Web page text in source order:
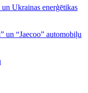
Ukrainas enerģētikas
un “Jaecoo” automobiļu